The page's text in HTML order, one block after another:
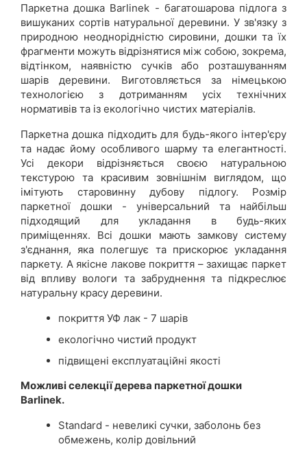
Паркетна дошка Barlinek - багатошарова підлога з
вишуканих сортів натуральної деревини. У зв'язку з
природною неоднорідністю сировини, дошки та їх
фрагменти можуть відрізнятися між собою, зокрема,
відтінком, наявністю сучків або розташуванням
шарів деревини. Виготовляється за німецькою
технологією з дотриманням усіх технічних
нормативів та із екологічно чистих матеріалів.
Паркетна дошка підходить для будь-якого інтер'єру
та надає йому особливого шарму та елегантності.
Усі декори відрізняється своєю натуральною
текстурою та красивим зовнішнім виглядом, що
імітують старовинну дубову підлогу. Розмір
паркетної дошки - універсальний та найбільш
підходящий для укладання в будь-яких
приміщеннях. Всі дошки мають замкову систему
з'єднання, яка полегшує та прискорює укладання
паркету. А якісне лакове покриття – захищає паркет
від впливу вологи та забруднення та підкреслює
натуральну красу деревини.
покриття УФ лак - 7 шарів
екологічно чистий продукт
підвищені експлуатаційні якості
Можливі селекції дерева паркетної дошки
Barlinek.
Standard - невеликі сучки, заболонь без
обмежень, колір довільний